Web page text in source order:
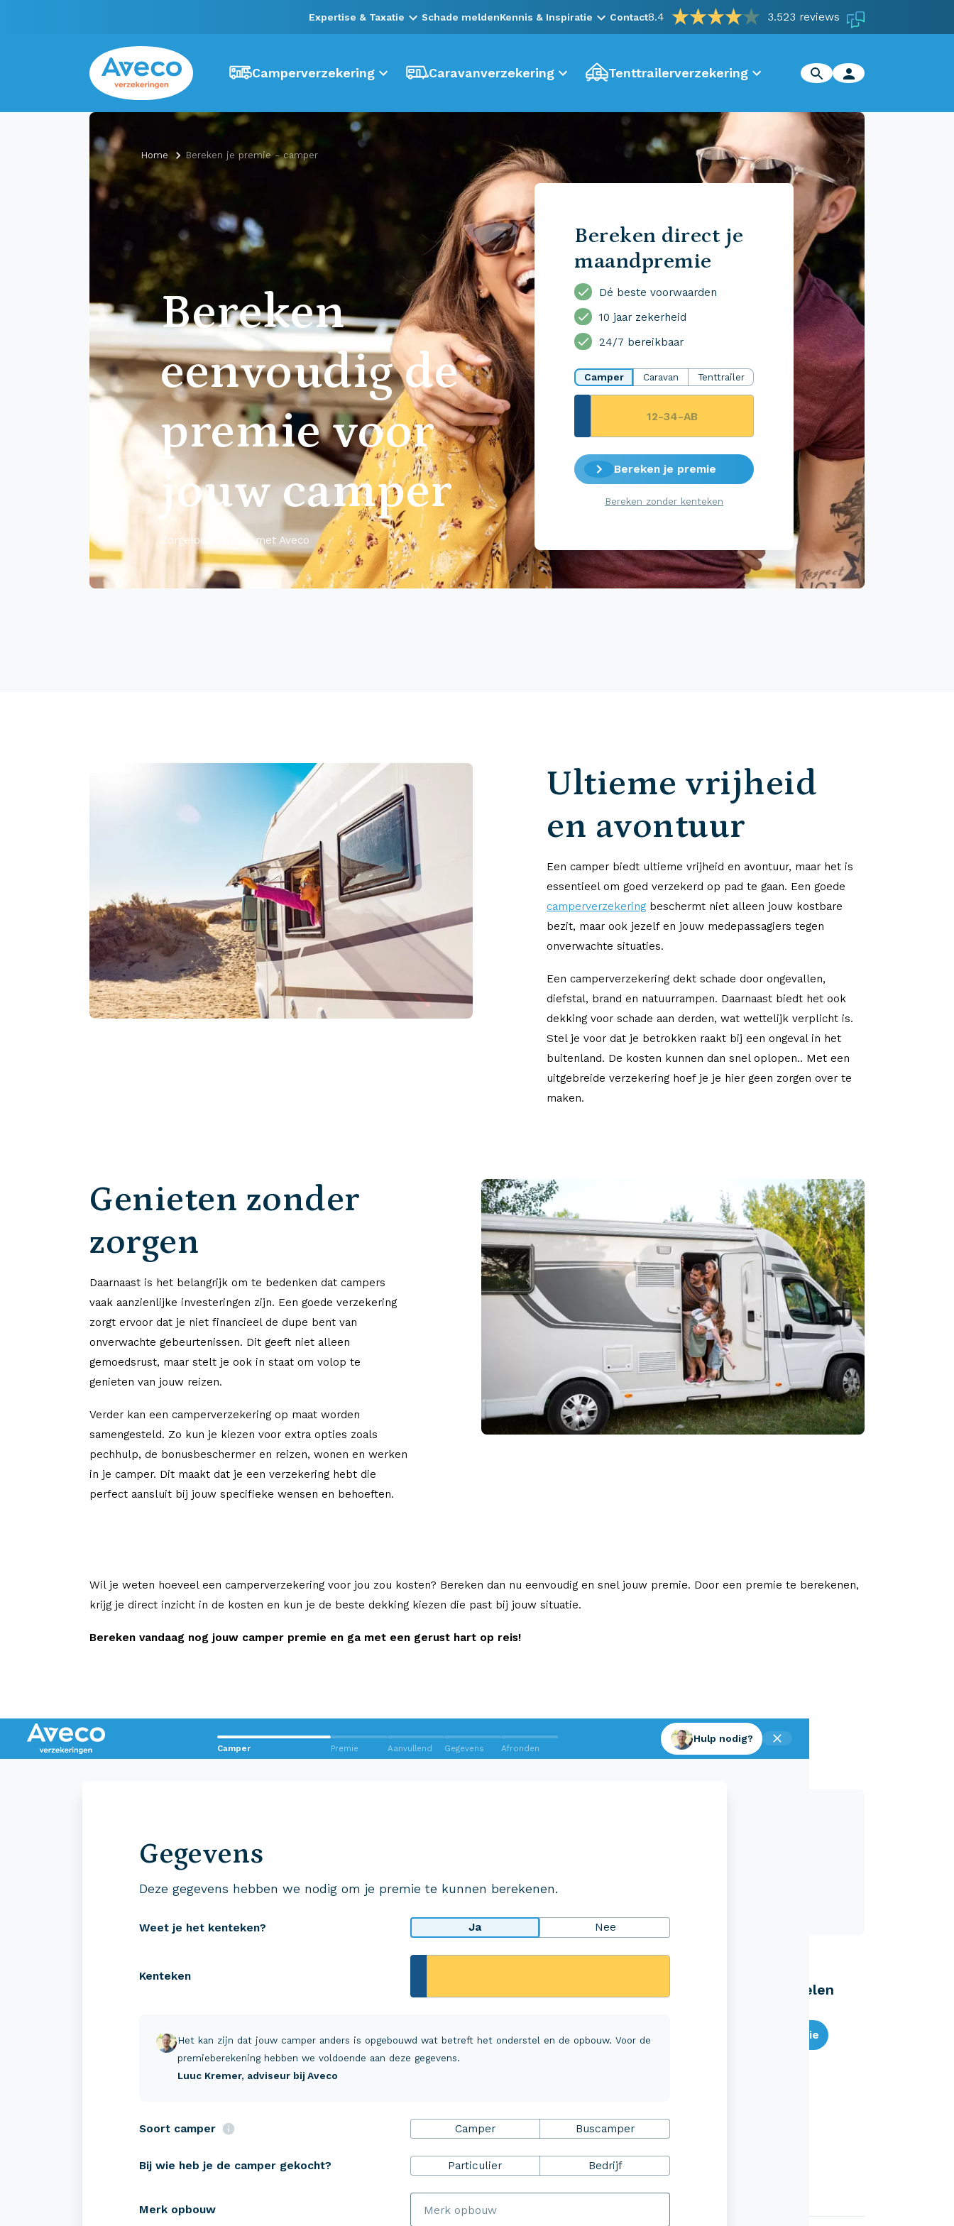
Expertise & Taxatie Schade meldenKennis & Inspiratie Contact8.4 3.523 reviews
Camperverzekering Caravanverzekering Tenttrailerverzekering
Home Bereken je premie - camper
Bereken
eenvoudig de
premie voor
jouw camper
Zorgeloos op reis met Aveco
Bereken direct je
maandpremie
Dé beste voorwaarden
10 jaar zekerheid
24/7 bereikbaar
Camper Caravan Tenttrailer
Bereken je premie
Bereken zonder kenteken
Ultieme vrijheid
en avontuur
Een camper biedt ultieme vrijheid en avontuur, maar het is
essentieel om goed verzekerd op pad te gaan. Een goede
camperverzekeringbeschermt niet alleen jouw kostbare
bezit, maar ook jezelf en jouw medepassagiers tegen
onverwachte situaties.
Een camperverzekering dekt schade door ongevallen,
diefstal, brand en natuurrampen. Daarnaast biedt het ook
dekking voor schade aan derden, wat wettelijk verplicht is.
Stel je voor dat je betrokken raakt bij een ongeval in het
buitenland. De kosten kunnen dan snel oplopen.. Met een
uitgebreide verzekering hoef je je hier geen zorgen over te
maken.
Genieten zonder
zorgen
Daarnaast is het belangrijk om te bedenken dat campers
vaak aanzienlijke investeringen zijn. Een goede verzekering
zorgt ervoor dat je niet financieel de dupe bent van
onverwachte gebeurtenissen. Dit geeft niet alleen
gemoedsrust, maar stelt je ook in staat om volop te
genieten van jouw reizen.
Verder kan een camperverzekering op maat worden
samengesteld. Zo kun je kiezen voor extra opties zoals
pechhulp, de bonusbeschermer en reizen, wonen en werken
in je camper. Dit maakt dat je een verzekering hebt die
perfect aansluit bij jouw specifieke wensen en behoeften.
Wil je weten hoeveel een camperverzekering voor jou zou kosten? Bereken dan nu eenvoudig en snel jouw premie. Door een premie te berekenen,
krijg je direct inzicht in de kosten en kun je de beste dekking kiezen die past bij jouw situatie.
Bereken vandaag nog jouw camper premie en ga met een gerust hart op reis!
Camper Premie Aanvullend Gegevens Afronden
Hulp nodig?
Gegevens
Deze gegevens hebben we nodig om je premie te kunnen berekenen.
Weet je het kenteken? Ja Nee
Kenteken
Het kan zijn dat jouw camper anders is opgebouwd wat betreft het onderstel en de opbouw. Voor de
premieberekening hebben we voldoende aan deze gegevens.
Luuc Kremer, adviseur bij Aveco
Soort camper Camper Buscamper
Bij wie heb je de camper gekocht? Particulier Bedrijf
Merk opbouw
Wij staan voor je klaar!
zeggen
Buscamper verzekeren
Caravan verzekeren
Pechhulp+
Schadeverzekering inzittenden
Schade melden
Aveco Alarmcentrale
Eenvoudig zelf regelen
Bereken je premie